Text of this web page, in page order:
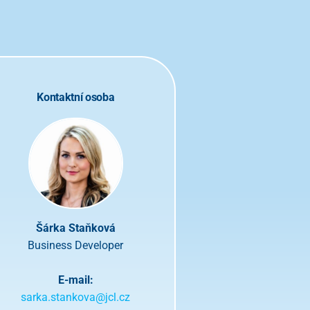
Kontaktní osoba
Šárka Staňková
Business Developer
E-mail:
sarka.stankova@jcl.cz